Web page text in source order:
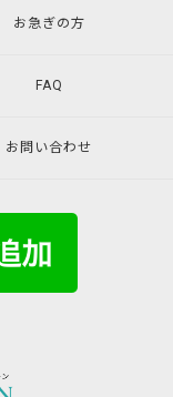
お急ぎの方
FAQ
お問い合わせ